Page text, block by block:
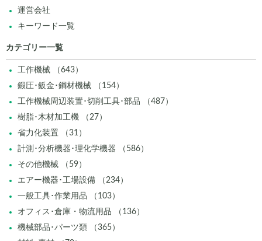
運営会社
キーワード一覧
カテゴリー一覧
工作機械 （643）
鍛圧･鈑金･鋼材機械 （154）
工作機械周辺装置･切削工具･部品 （487）
樹脂･木材加工機 （27）
省力化装置 （31）
計測･分析機器･理化学機器 （586）
その他機械 （59）
エアー機器･工場設備 （234）
一般工具･作業用品 （103）
オフィス･倉庫・物流用品 （136）
機械部品･パーツ類 （365）